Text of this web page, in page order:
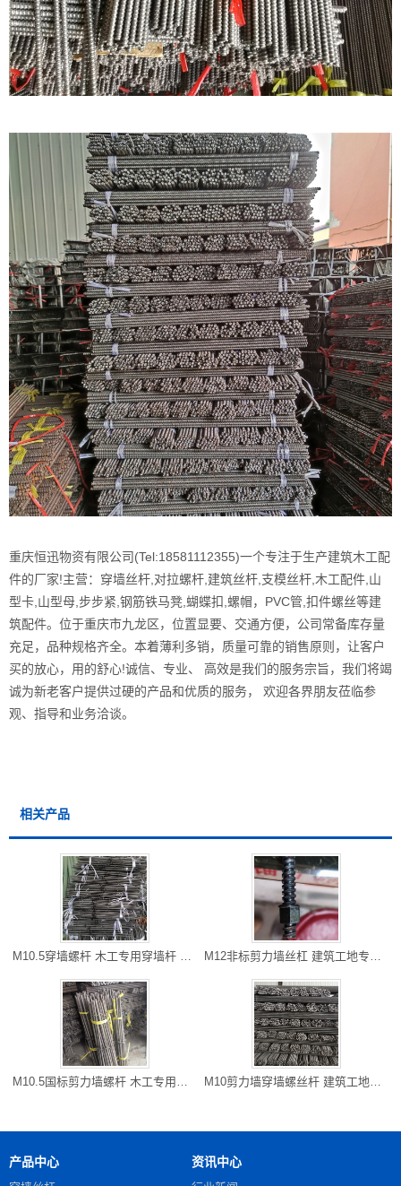
重庆恒迅物资有限公司(Tel:18581112355)一个专注于生产建筑木工配
件的厂家!主营：穿墙丝杆,对拉螺杆,建筑丝杆,支模丝杆,木工配件,山
型卡,山型母,步步紧,钢筋铁马凳,蝴蝶扣,螺帽，PVC管,扣件螺丝等建
筑配件。位于重庆市九龙区，位置显要、交通方便，公司常备库存量
充足，品种规格齐全。本着薄利多销，质量可靠的销售原则，让客户
买的放心，用的舒心!诚信、专业、 高效是我们的服务宗旨，我们将竭
诚为新老客户提供过硬的产品和优质的服务， 欢迎各界朋友莅临参
观、指导和业务洽谈。
相关产品
M10.5穿墙螺杆 木工专用穿墙杆 开县厂家直销 长度可以切割 M12非标剪力墙丝杠 建筑工地专用防水对拉粗牙穿墙螺栓 雅安现货
M10.5国标剪力墙螺杆 木工专用对拉螺杆 万州区螺杆厂家 可以走专 M10剪力墙穿墙螺丝杆 建筑工地常用 铜梁批发 可以专车到工地
产品中心 资讯中心